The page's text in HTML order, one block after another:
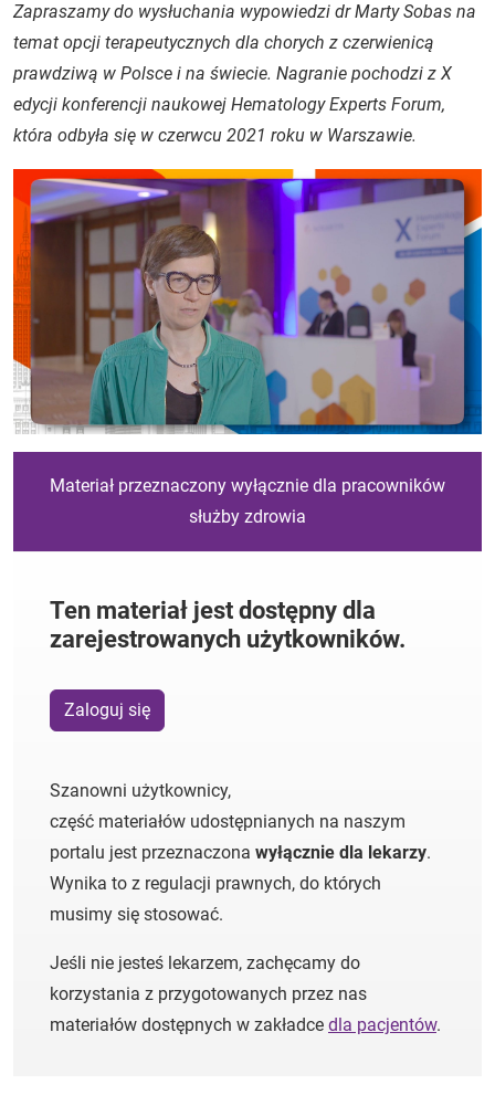
Zapraszamy do wysłuchania wypowiedzi dr Marty Sobas na
temat opcji terapeutycznych dla chorych z czerwienicą
prawdziwą w Polsce i na świecie. Nagranie pochodzi z X
edycji konferencji naukowej Hematology Experts Forum,
która odbyła się w czerwcu 2021 roku w Warszawie.
Materiał przeznaczony wyłącznie dla pracowników
służby zdrowia
Ten materiał jest dostępny dla
zarejestrowanych użytkowników.
Zaloguj się
Szanowni użytkownicy,
część materiałów udostępnianych na naszym
portalu jest przeznaczona wyłącznie dla lekarzy.
Wynika to z regulacji prawnych, do których
musimy się stosować.
Jeśli nie jesteś lekarzem, zachęcamy do
korzystania z przygotowanych przez nas
materiałów dostępnych w zakładce dla pacjentów.